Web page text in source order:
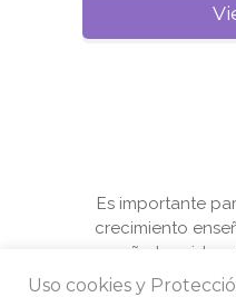
Es importante
crecimiento
enseñarles vida
conjunto
Uso cookies y